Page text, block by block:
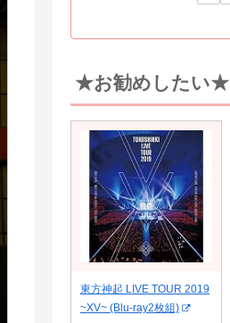
★お勧めしたい★
東方神起 LIVE TOUR 2019
~XV~ (Blu-ray2枚組)